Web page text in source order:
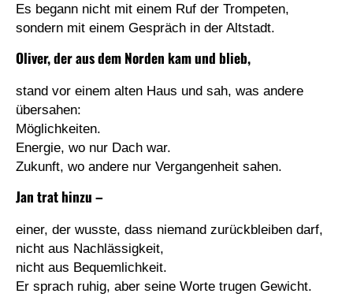
Es begann nicht mit einem Ruf der Trompeten,
sondern mit einem Gespräch in der Altstadt.
Oliver, der aus dem Norden kam und blieb,
stand vor einem alten Haus und sah, was andere
übersahen:
Möglichkeiten.
Energie, wo nur Dach war.
Zukunft, wo andere nur Vergangenheit sahen.
Jantrat hinzu –
einer, der wusste, dass niemand zurückbleiben darf,
nicht aus Nachlässigkeit,
nicht aus Bequemlichkeit.
Er sprach ruhig, aber seine Worte trugen Gewicht.